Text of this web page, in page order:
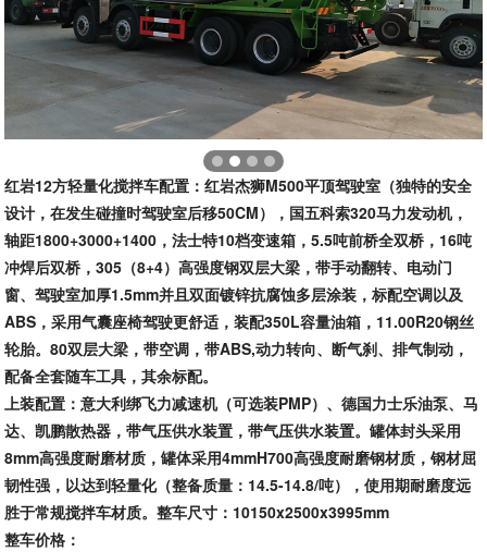
红岩12方轻量化搅拌车配置：红岩杰狮M500平顶驾驶室（独特的安全
设计，在发生碰撞时驾驶室后移50CM），国五科索320马力发动机，
轴距1800+3000+1400，法士特10档变速箱，5.5吨前桥全双桥，16吨
冲焊后双桥，305（8+4）高强度钢双层大梁，带手动翻转、电动门
窗、驾驶室加厚1.5mm并且双面镀锌抗腐蚀多层涂装，标配空调以及
ABS，采用气囊座椅驾驶更舒适，装配350L容量油箱，11.00R20钢丝
轮胎。80双层大梁，带空调，带ABS,动力转向、断气刹、排气制动，
配备全套随车工具，其余标配。
上装配置：意大利绑飞力减速机（可选装PMP）、德国力士乐油泵、马
达、凯鹏散热器，带气压供水装置，带气压供水装置。罐体封头采用
8mm高强度耐磨材质，罐体采用4mmH700高强度耐磨钢材质，钢材屈
韧性强，以达到轻量化（整备质量：14.5-14.8/吨），使用期耐磨度远
胜于常规搅拌车材质。整车尺寸：10150x2500x3995mm
整车价格：